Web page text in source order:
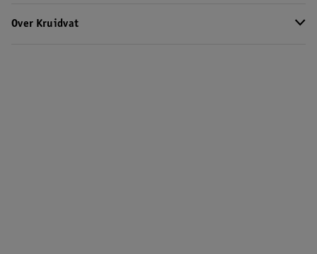
Over Kruidvat